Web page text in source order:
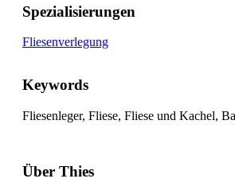
Spezialisierungen
Fliesenverlegung
Keywords
Fliesenleger, Fliese, Fliese und Kachel,
Über Thies